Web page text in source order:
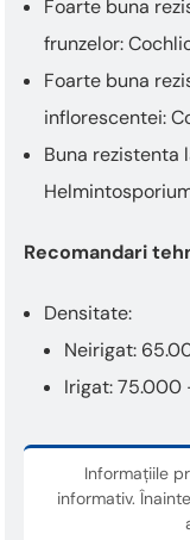
Foarte buna
frunzelor:
Foarte buna
inflorescentei:
Buna rezistenta
Recomandari
Densitate:
Neirigat:
Irigat:
Informațiile
informativ.